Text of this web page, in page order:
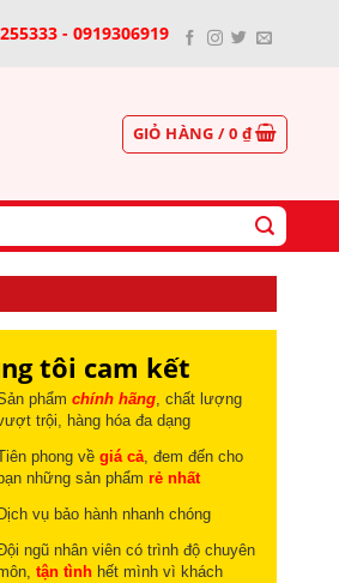
- 0919306919
GIỎ HÀNG /0 ₫
tôi cam kết
phẩmchính hãng, chất lượng
trội, hàng hóa đa dạng
phong vềgiá cả, đem đến cho
bạn những sản phẩmrẻ nhất
Dịch vụ bảo hành nhanh chóng
ngũ nhân viên có trình độ chuyên
tận tình hết mình vì khách